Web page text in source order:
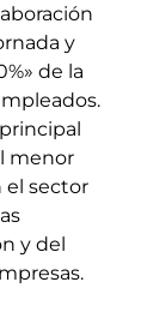
y
de la
menor
el sector
y del